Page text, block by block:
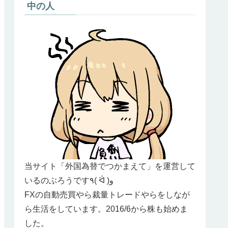
中の人
当サイト「外国為替でつかまえて」を運営して
いるのぶろうです٩( ᐛ )و
FXの自動売買やら裁量トレードやらをしなが
ら生活をしています。2016/6から株も始めま
した。